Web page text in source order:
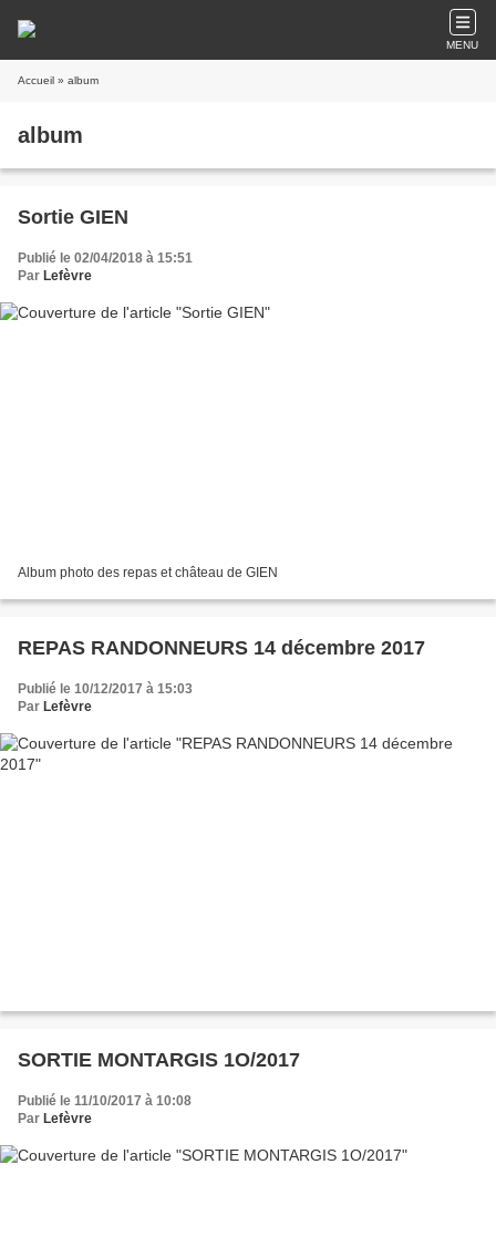
MENU
Accueil » album
album
Sortie GIEN
Publié le 02/04/2018 à 15:51
Par Lefèvre
Album photo des repas et château de GIEN
REPAS RANDONNEURS 14 décembre 2017
Publié le 10/12/2017 à 15:03
Par Lefèvre
SORTIE MONTARGIS 1O/2017
Publié le 11/10/2017 à 10:08
Par Lefèvre